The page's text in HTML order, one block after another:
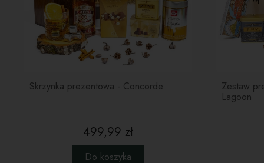
Skrzynka prezentowa - Concorde
499,99 zł
Do koszyka
Zestaw
Lagoon